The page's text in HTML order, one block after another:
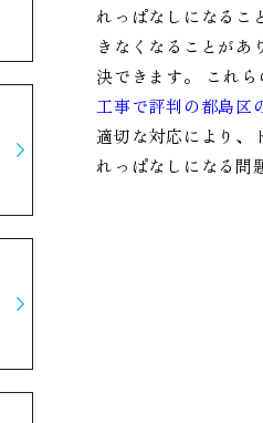
れっぱなしになるこ
きなくなることがあ
決できます。 これら
工事で評判の都島区
適切な対応により、
れっぱなしになる問